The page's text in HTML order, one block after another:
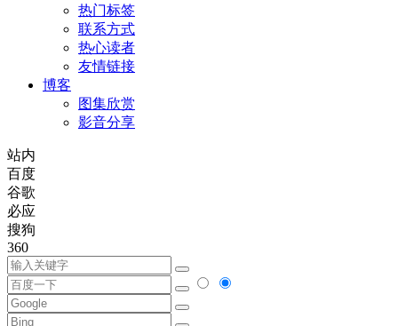
热门标签
联系方式
热心读者
友情链接
博客
图集欣赏
影音分享
站内
百度
谷歌
必应
搜狗
360